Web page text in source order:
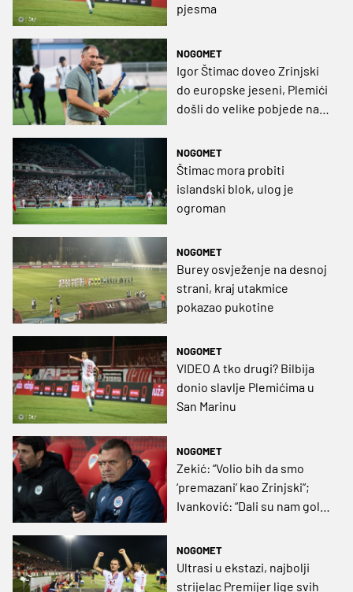
pjesma
NOGOMET
Igor Štimac doveo Zrinjski
do europske jeseni, Plemići
došli do velike pobjede na
NOGOMET
Štimac mora probiti
islandski blok, ulog je
ogroman
NOGOMET
Burey osvježenje na desnoj
strani, kraj utakmice
pokazao pukotine
NOGOMET
VIDEO A tko drugi? Bilbija
donio slavlje Plemićima u
San Marinu
NOGOMET
Zekić: “Volio bih da smo
‘premazani’ kao Zrinjski”;
Ivanković: “Dali su nam gol iz
NOGOMET
Ultrasi u ekstazi, najbolji
strijelac Premijer lige svih